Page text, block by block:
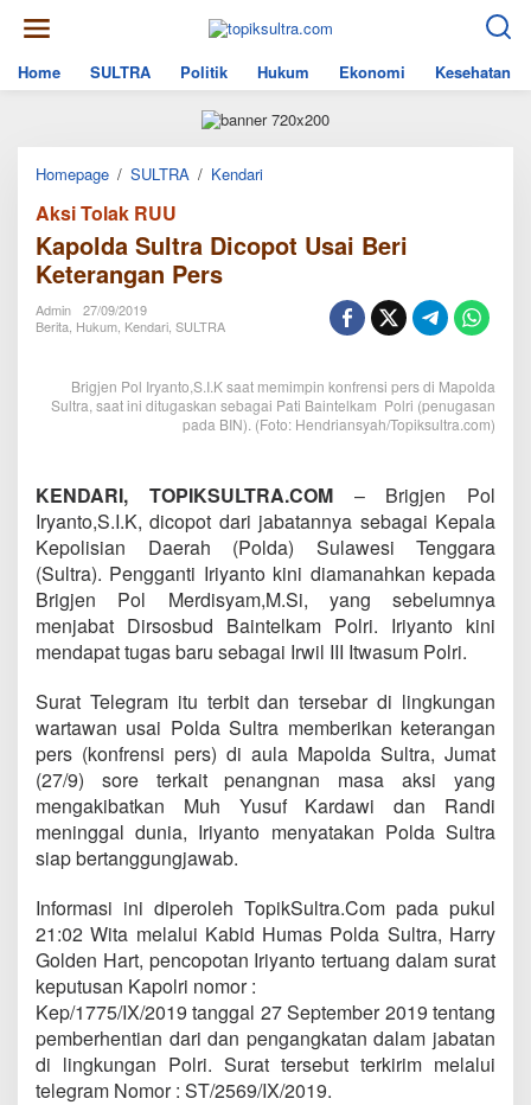
content
Home
SULTRA Politik Hukum Ekonomi Kesehatan
Homepage / SULTRA / KendariKapolda
Beri
Keterangan
Aksi Tolak RUU
Kapolda Sultra Dicopot Usai Beri
Keterangan Pers
Admin
27/09/2019
Berita Hukum Kendari SULTRA
Brigjen Pol Iryanto,S.I.K saat memimpin konfrensi pers di Mapolda
Sultra, saat ini ditugaskan sebagai Pati Baintelkam Polri (penugasan
pada BIN). (Foto: Hendriansyah/Topiksultra.com)
KENDARI, TOPIKSULTRA.COM– Brigjen Pol
Iryanto,S.I.K, dicopot dari jabatannya sebagai Kepala
Kepolisian Daerah (Polda) Sulawesi Tenggara
(Sultra). Pengganti Iriyanto kini diamanahkan kepada
Brigjen Pol Merdisyam,M.Si, yang sebelumnya
menjabat Dirsosbud Baintelkam Polri. Iriyanto kini
mendapat tugas baru sebagai Irwil III Itwasum Polri.
Surat Telegram itu terbit dan tersebar di lingkungan
wartawan usai Polda Sultra memberikan keterangan
pers (konfrensi pers) di aula Mapolda Sultra, Jumat
(27/9) sore terkait penangnan masa aksi yang
mengakibatkan Muh Yusuf Kardawi dan Randi
meninggal dunia, Iriyanto menyatakan Polda Sultra
siap bertanggungjawab.
Informasi ini diperoleh TopikSultra.Com pada pukul
21:02 Wita melalui Kabid Humas Polda Sultra, Harry
Golden Hart, pencopotan Iriyanto tertuang dalam surat
keputusan Kapolri nomor :
Kep/1775/IX/2019 tanggal 27 September 2019 tentang
pemberhentian dari dan pengangkatan dalam jabatan
di lingkungan Polri. Surat tersebut terkirim melalui
telegram Nomor : ST/2569/IX/2019.